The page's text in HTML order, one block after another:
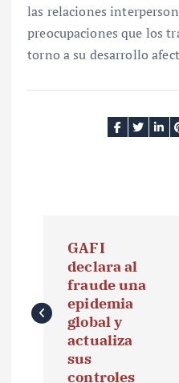
las relaciones
preocupaciones que los
torno a su desarrollo
v
e
GAFI
declara al
fraude una
epidemia
global y
actualiza
sus
controles